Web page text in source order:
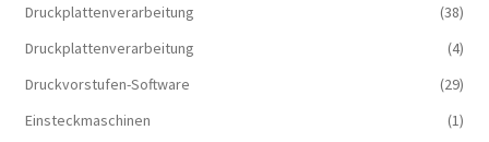
Druckplattenverarbeitung
(38)
Druckplattenverarbeitung
(4)
Druckvorstufen-Software
(29)
Einsteckmaschinen
(1)